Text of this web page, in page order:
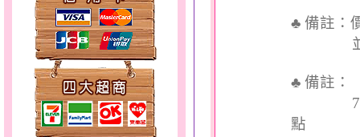
天使約定～金銀鋼套鍊
♣ 備註：
並交付
♣ 備註：
7個工
點